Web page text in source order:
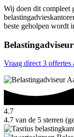
Wij doen dit compleet
beste geholpen wordt
Vraag direct 3 offertes
4.7
4.7 van de 5 sterren